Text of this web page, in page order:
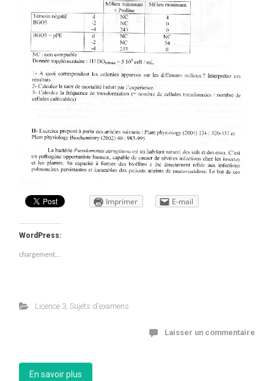
Imprimer E-mail
WordPress:
chargement…
Licence 3, Sujets d'examens
Laisser un commentaire
En savoir plus